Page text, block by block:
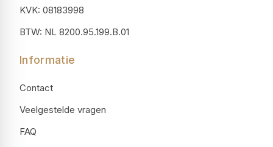
KVK: 08183998
BTW: NL 8200.95.199.B.01
Informatie
Contact
Veelgestelde vragen
FAQ